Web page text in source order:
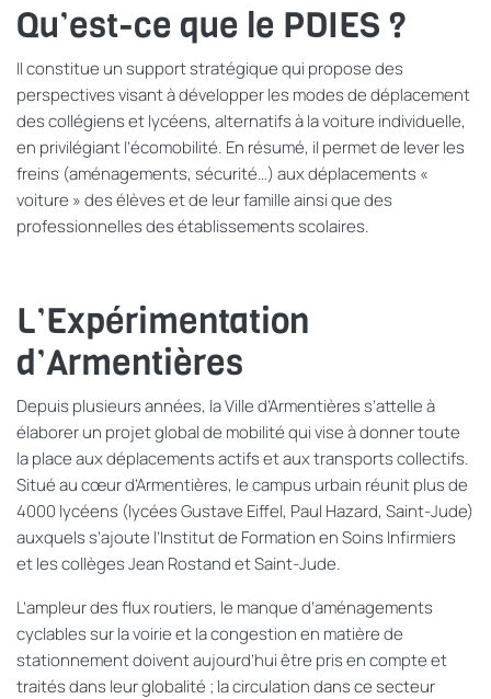
Qu’est-ce que le PDIES ?
Il constitue un support stratégique qui propose des
perspectives visant à développer les modes de déplacement
des collégiens et lycéens, alternatifs à la voiture individuelle,
en privilégiant l’écomobilité. En résumé, il permet de lever les
freins (aménagements, sécurité…) aux déplacements «
voiture » des élèves et de leur famille ainsi que des
professionnelles des établissements scolaires.
L’Expérimentation
d’Armentières
Depuis plusieurs années, la Ville d’Armentières s’attelle à
élaborer un projet global de mobilité qui vise à donner toute
la place aux déplacements actifs et aux transports collectifs.
Situé au cœur d’Armentières, le campus urbain réunit plus de
4000 lycéens (lycées Gustave Eiffel, Paul Hazard, Saint-Jude)
auxquels s’ajoute l’Institut de Formation en Soins Infirmiers
et lescollèges Jean Rostandet Saint-Jude.
L’ampleur des flux routiers, le manque d’aménagements
cyclables sur la voirie et la congestion en matière de
stationnement doivent aujourd’hui être pris en compte et
traités dans leur globalité ; la circulation dans cesecteur